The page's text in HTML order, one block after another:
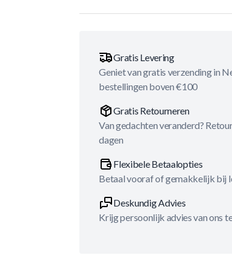
Gratis Levering
Geniet van gratis verzending in
bestellingen boven €100
Gratis Retourneren
Van gedachten veranderd?
dagen
Flexibele Betaalopties
Betaal vooraf of gemakkelijk bij
Deskundig Advies
Krijg persoonlijk advies van ons